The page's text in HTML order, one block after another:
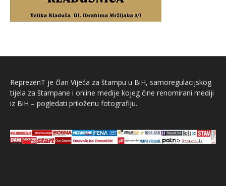
ReprezenT je član Vijeća za štampu u BiH, samoregulacijskog
tijela za štampane i online medije kojeg čine renomirani mediji
iz BiH – pogledati priloženu fotografiju.